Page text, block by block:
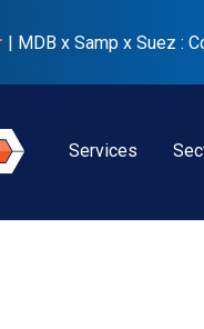
| MDB x Samp x Suez :
Services